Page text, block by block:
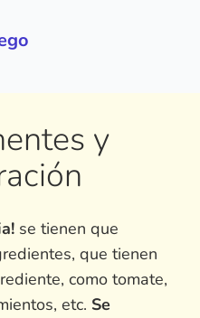
y
se tienen que
que tienen
como tomate,
etc. Se